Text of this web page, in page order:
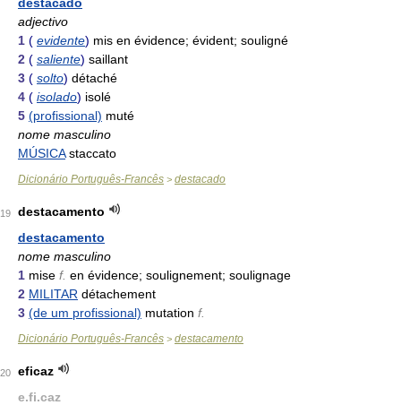
adjectivo
1 ( evidente) mis en évidence; évident; souligné
2 ( saliente) saillant
3 ( solto) détaché
4 ( isolado) isolé
5 (profissional) muté
nome masculino
MÚSICAstaccato
Dicionário Português-Francês > destacado
19
destacamento
destacamento
nome masculino
1 mise f. en évidence; soulignement; soulignage
2 MILITAR détachement
3 (de um profissional) mutation f.
Dicionário Português-Francês > destacamento
20
eficaz
e.fi.caz